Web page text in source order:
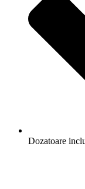
Dozatoare